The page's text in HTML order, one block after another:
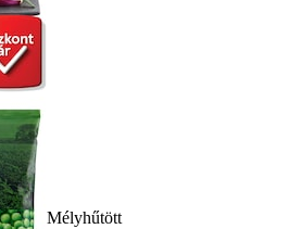
Mélyhűtött